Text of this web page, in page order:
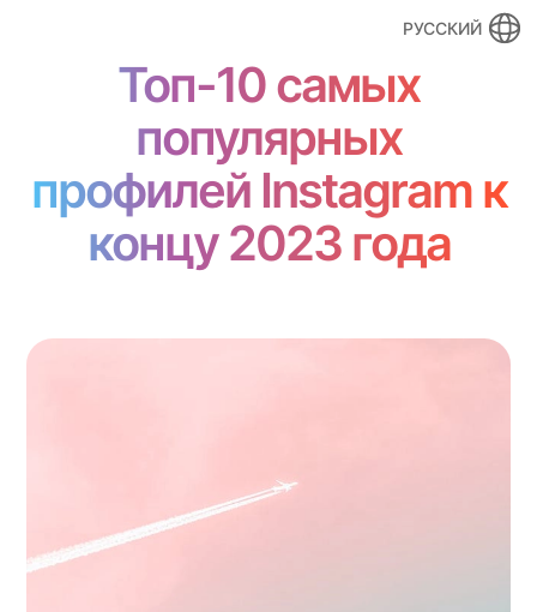
РУССКИЙ
Топ-10 самых
популярных
профилей Instagram к
концу 2023 года